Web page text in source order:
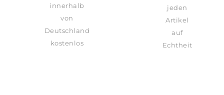
innerhalb
von
Deutschland
kostenlos
jeden
Artikel
auf
Echtheit